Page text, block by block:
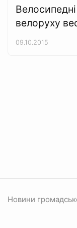
велоруху
09.10.2015
Новини